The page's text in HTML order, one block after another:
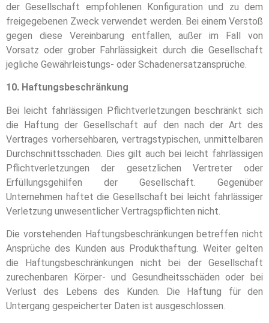
der Gesellschaft empfohlenen Konfiguration und zu dem
freigegebenen Zweck verwendet werden. Bei einem Verstoß
gegen diese Vereinbarung entfallen, außer im Fall von
Vorsatz oder grober Fahrlässigkeit durch die Gesellschaft
jegliche Gewährleistungs- oder Schadenersatzansprüche.
10. Haftungsbeschränkung
Bei leicht fahrlässigen Pflichtverletzungen beschränkt sich
die Haftung der Gesellschaft auf den nach der Art des
Vertrages vorhersehbaren, vertragstypischen, unmittelbaren
Durchschnittsschaden. Dies gilt auch bei leicht fahrlässigen
Pflichtverletzungen der gesetzlichen Vertreter oder
Erfüllungsgehilfen der Gesellschaft. Gegenüber
Unternehmen haftet die Gesellschaft bei leicht fahrlässiger
Verletzung unwesentlicher Vertragspflichten nicht.
Die vorstehenden Haftungsbeschränkungen betreffen nicht
Ansprüche des Kunden aus Produkthaftung. Weiter gelten
die Haftungsbeschränkungen nicht bei der Gesellschaft
zurechenbaren Körper- und Gesundheitsschäden oder bei
Verlust des Lebens des Kunden. Die Haftung für den
Untergang gespeicherter Daten ist ausgeschlossen.